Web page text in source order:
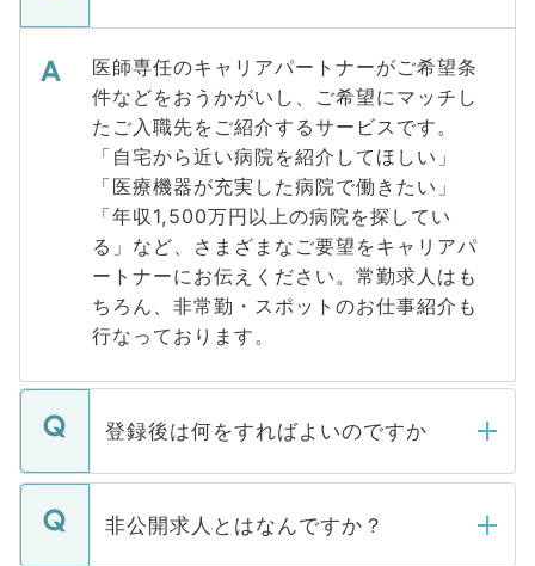
医師専任のキャリアパートナーがご希望条
件などをおうかがいし、ご希望にマッチし
たご入職先をご紹介するサービスです。
「自宅から近い病院を紹介してほしい」
「医療機器が充実した病院で働きたい」
「年収1,500万円以上の病院を探してい
る」など、さまざまなご要望をキャリアパ
ートナーにお伝えください。常勤求人はも
ちろん、非常勤・スポットのお仕事紹介も
行なっております。
登録後は何をすればよいのですか
ご登録いただきましたら、弊社担当者がご
登録内容を確認し、その後メールもしくは
非公開求人とはなんですか？